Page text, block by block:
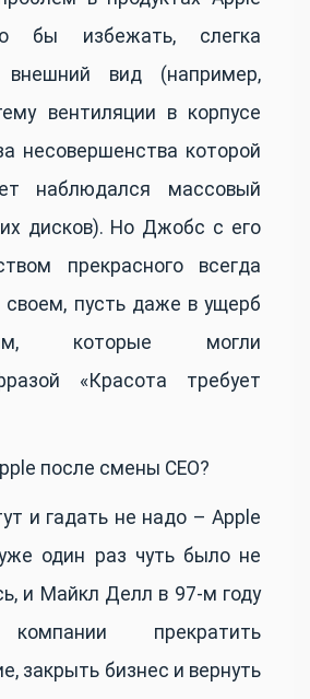
бы избежать, слегка
вид (например,
вентиляции в корпусе
несовершенства которой
наблюдался массовый
дисков). Но Джобс с его
прекрасного всегда
своем, пусть даже в ущерб
которые могли
«Красота требует
после смены CEO?
и гадать не надо – Apple
один раз чуть было не
и Майкл Делл в 97-м году
прекратить
закрыть бизнес и вернуть